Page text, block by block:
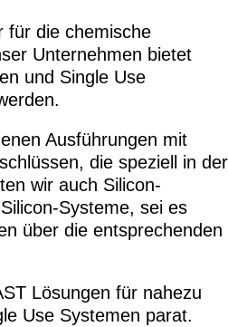
für die chemische
Unternehmen bietet
und Single Use
Ausführungen mit
die speziell in der
wir auch Silicon-
Systeme, sei es
über die entsprechenden
Lösungen für nahezu
Use Systemen parat.